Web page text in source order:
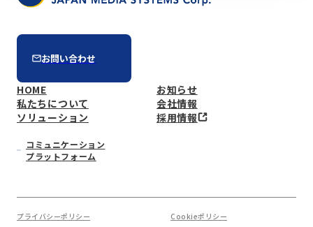
お問い合わせ
HOME
私たちについて
ソリューション
コミュニケーション
プラットフォーム
お知らせ
会社情報
採用情報
プライバシーポリシー
Cookieポリシー